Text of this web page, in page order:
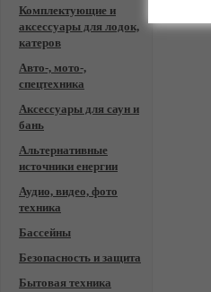
Комплектующие и
аксессуары для лодок,
катеров
Авто-, мото-,
спецтехника
Аксессуары для саун и
бань
Альтернативные
источники енергии
Аудио, видео, фото
техника
Бассейны
Безопасность и защита
Бытовая техника